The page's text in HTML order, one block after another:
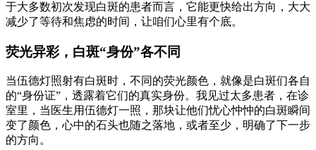
于大多数初次发现白斑的患者而言，它能更快给出方向，大大
减少了等待和焦虑的时间，让咱们心里有个底。
荧光异彩，白斑“身份”各不同
当伍德灯照射有白斑时，不同的荧光颜色，就像是白斑们各自
的“身份证”，透露着它们的真实身份。我见过太多患者，在诊
室里，当医生用伍德灯一照，那块让他们忧心忡忡的白斑瞬间
变了颜色，心中的石头也随之落地，或者至少，明确了下一步
的方向。